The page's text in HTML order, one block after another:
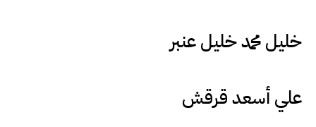
خليل محمد خليل عنبر
علي أسعد قرقش